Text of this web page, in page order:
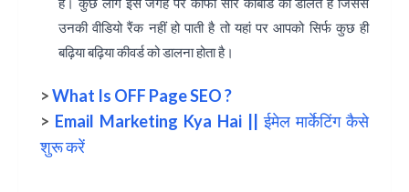
उनकी वीडियो रैंक नहीं हो पाती है तो यहां पर आपको सिर्फ कुछ ही
बढ़िया बढ़िया कीवर्ड को डालना होता है।
>What Is OFF Page SEO ?
> Email Marketing Kya Hai || ईमेल मार्केटिंग कैसे
शुरू करें